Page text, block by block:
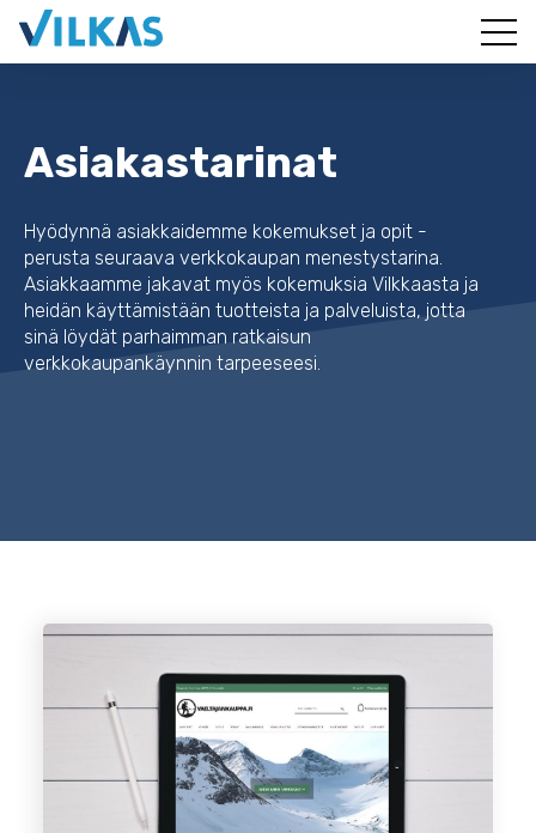
Asiakastarinat
Hyödynnä asiakkaidemme kokemukset ja opit -
perusta seuraava verkkokaupan menestystarina.
Asiakkaamme jakavat myös kokemuksia Vilkkaasta ja
heidän käyttämistään tuotteista ja palveluista, jotta
sinä löydät parhaimman ratkaisun
verkkokaupankäynnin tarpeeseesi.